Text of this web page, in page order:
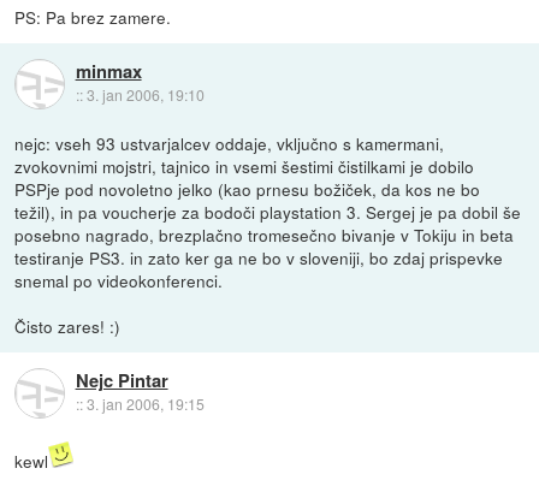
PS: Pa brez zamere.
minmax
::3. jan 2006, 19:10
nejc: vseh 93 ustvarjalcev oddaje, vključno s kamermani,
zvokovnimi mojstri, tajnico in vsemi šestimi čistilkami je dobilo
PSPje pod novoletno jelko (kao prnesu božiček, da kos ne bo
težil), in pa voucherje za bodoči playstation 3. Sergej je pa dobil še
posebno nagrado, brezplačno tromesečno bivanje v Tokiju in beta
testiranje PS3. in zato ker ga ne bo v sloveniji, bo zdaj prispevke
snemal po videokonferenci.
Čisto zares! :)
Nejc Pintar
::3. jan 2006, 19:15
kewl